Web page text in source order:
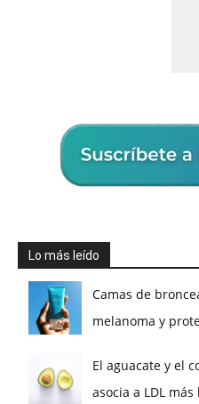
Lo más leído
Camas de
melanoma y
El aguacate y el
asocia a LDL